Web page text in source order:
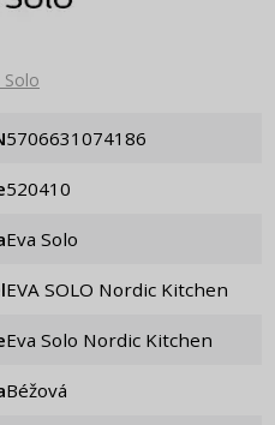
Solo
5706631074186
520410
Eva Solo
EVA SOLO Nordic Kitchen
Eva Solo Nordic Kitchen
Béžová